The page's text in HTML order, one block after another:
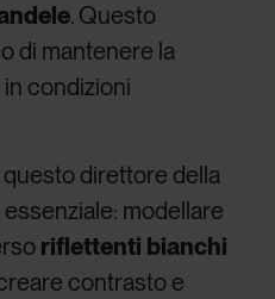
. Questo
di mantenere la
condizioni
questo direttore della
modellare
riflettenti bianchi
contrasto e